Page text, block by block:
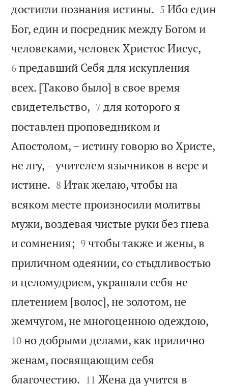
достигли познания истины. 

5 Ибо един
Бог, един и посредник между Богом и
человеками, человек Христос Иисус,
6 предавший Себя для искупления
всех. [Таково было] в свое время
свидетельство, 

7 для которого я
поставлен проповедником и
Апостолом, – истину говорю во Христе,
не лгу, – учителем язычников в вере и
истине. 

8 Итак желаю, чтобы на
всяком месте произносили молитвы
мужи, воздевая чистые руки без гнева
и сомнения; 

9 чтобы также и жены, в
приличном одеянии, со стыдливостью
и целомудрием, украшали себя не
плетением [волос], не золотом, не
жемчугом, не многоценною одеждою,
10 но добрыми делами, как прилично
женам, посвящающим себя
благочестию. 

11 Жена да учится в